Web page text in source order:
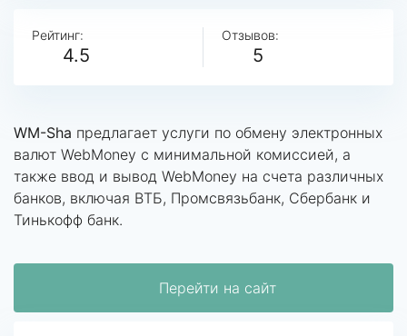
Рейтинг:
4.5
Отзывов:
5
WM-Sha предлагает услуги по обмену электронных
валют WebMoney с минимальной комиссией, а
также ввод и вывод WebMoney на счета различных
банков, включая ВТБ, Промсвязьбанк, Сбербанк и
Тинькофф банк.
Перейти на сайт